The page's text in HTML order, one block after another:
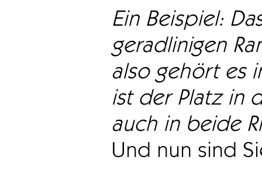
Ein Beispiel:
geradlinigen
also gehört es
ist der Platz in
auch in beide
Und nun sind